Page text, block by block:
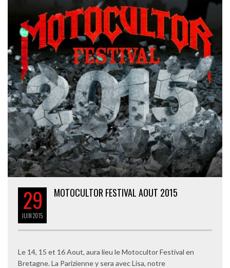
29
JUIN2015
MOTOCULTOR FESTIVAL AOUT 2015
Le 14, 15 et 16 Aout, aura lieu le Motocultor Festival en
Bretagne. La Parizienne y sera avec Lisa, notre